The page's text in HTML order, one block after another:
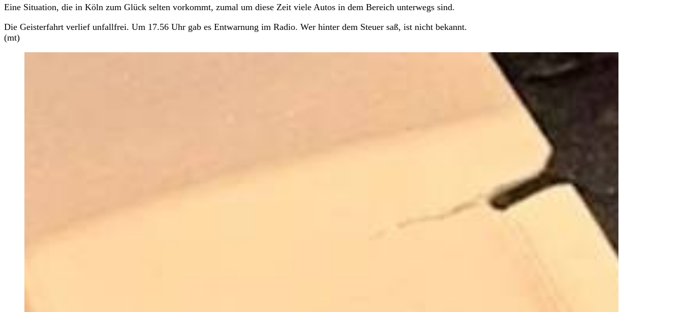
Eine Situation, die in Köln zum Glück selten vorkommt, zumal um diese Zeit viele Autos in dem Bereich unterwegs sind.
Die Geisterfahrt verlief unfallfrei. Um 17.56 Uhr gab es Entwarnung im Radio. Wer hinter dem Steuer saß, ist nicht bekannt.
(mt)